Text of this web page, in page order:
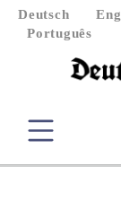
Deutsch
Português